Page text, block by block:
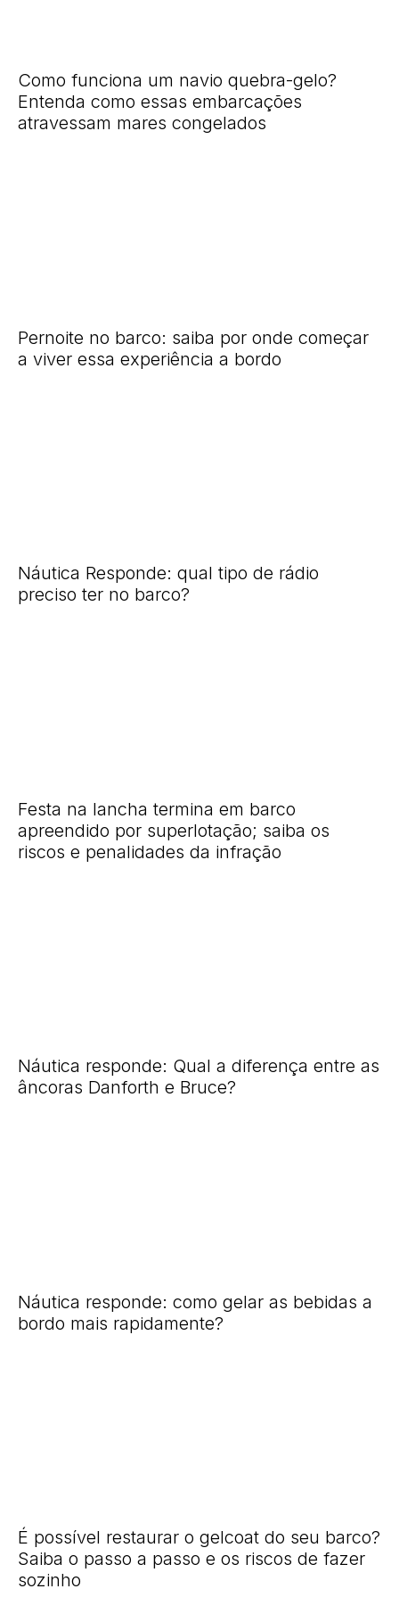
Como funciona um navio quebra-gelo?
Entenda como essas embarcações
atravessam mares congelados
Pernoite no barco: saiba por onde começar
a viver essa experiência a bordo
Náutica Responde: qual tipo de rádio
preciso ter no barco?
Festa na lancha termina em barco
apreendido por superlotação; saiba os
riscos e penalidades da infração
Náutica responde: Qual a diferença entre as
âncoras Danforth e Bruce?
Náutica responde: como gelar as bebidas a
bordo mais rapidamente?
É possível restaurar o gelcoat do seu barco?
Saiba o passo a passo e os riscos de fazer
sozinho